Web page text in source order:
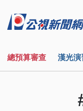
總預算審查 漢光演